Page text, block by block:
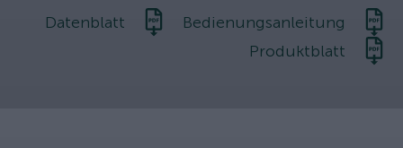
Datenblatt
Bedienungsanleitung
Produktblatt